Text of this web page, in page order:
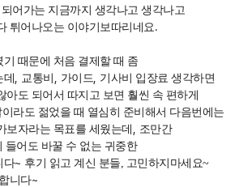
어가는 지금까지 생각나고 생각나고
튀어나오는 이야기보따리네요.
기 때문에 처음 결제할 때 좀
교통비 가이드 기사비 입장료 생각하면
아도 되어서 따지고 보면 훨씬 속 편하게
이라도 젊었을 때 열심히 준비해서 다음번에는
보자라는 목표를 세웠는데
조만간
들어도 바꿀 수 없는 귀중한
다~ 후기 읽고 계신 분들, 고민하지마세요~
니다~